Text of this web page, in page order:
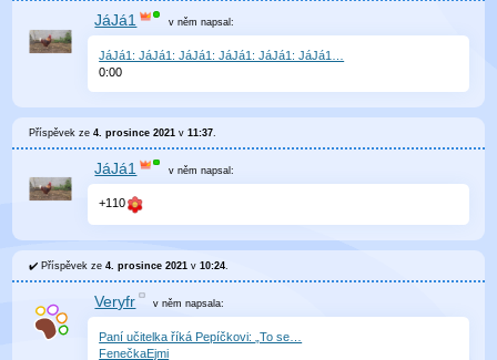
JáJá1 v něm napsal:
JáJá1: JáJá1: JáJá1: JáJá1: JáJá1: JáJá1…
0:00
Příspěvek ze4. prosince 2021 v11:37
JáJá1 v něm napsal:
+110
Příspěvek ze4. prosince 2021 v10:24.
Veryfr v němnapsala:
Paní učitelka říká Pepíčkovi: „To se…
FenečkaEjmi